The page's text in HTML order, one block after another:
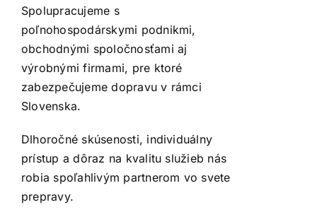
Spolupracujeme s
poľnohospodárskymi podnikmi,
obchodnými spoločnosťami aj
výrobnými firmami, pre ktoré
zabezpečujeme dopravu v rámci
Slovenska.
Dlhoročné skúsenosti, individuálny
prístup a dôraz na kvalitu služieb nás
robia spoľahlivým partnerom vo svete
prepravy.